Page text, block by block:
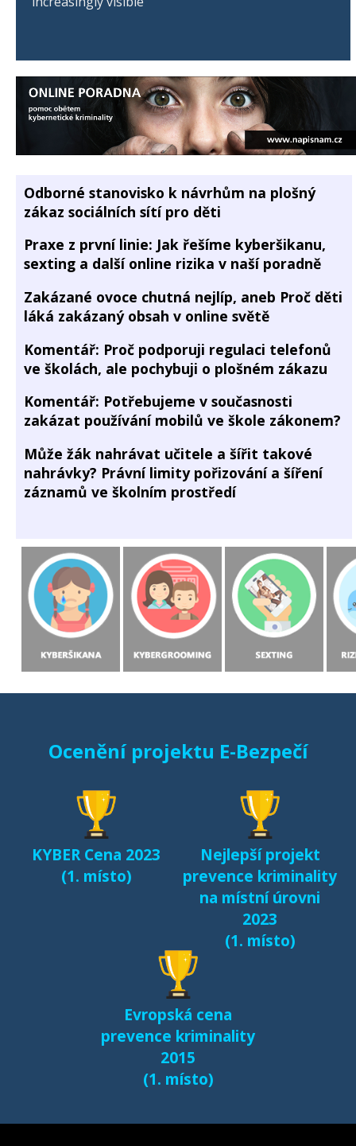
Odborné stanovisko k návrhům na plošný
zákaz sociálních sítí pro děti
Praxe z první linie: Jak řešíme kyberšikanu,
sexting a další online rizika v naší poradně
Zakázané ovoce chutná nejlíp, aneb Proč děti
láká zakázaný obsah v online světě
Komentář: Proč podporuji regulaci telefonů
ve školách, ale pochybuji o plošném zákazu
Komentář: Potřebujeme v současnosti
zakázat používání mobilů ve škole zákonem?
Může žák nahrávat učitele a šířit takové
nahrávky? Právní limity pořizování a šíření
záznamů ve školním prostředí
Ocenění projektu E-Bezpečí
KYBER Cena 2023
(1. místo)
Nejlepší projekt
prevence kriminality
na místní úrovni
2023
(1. místo)
Evropská cena
prevence kriminality
2015
(1. místo)